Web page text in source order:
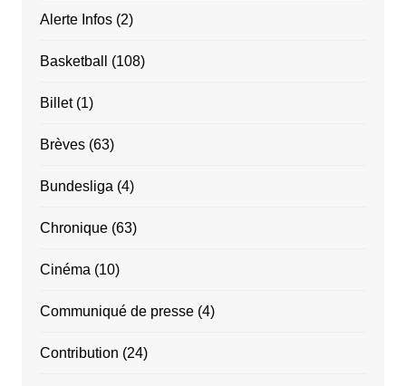
Alerte Infos(2)
Basketball (108)
Billet(1)
Brèves(63)
Bundesliga (4)
Chronique(63)
Cinéma (10)
Communiqué de presse(4)
Contribution (24)